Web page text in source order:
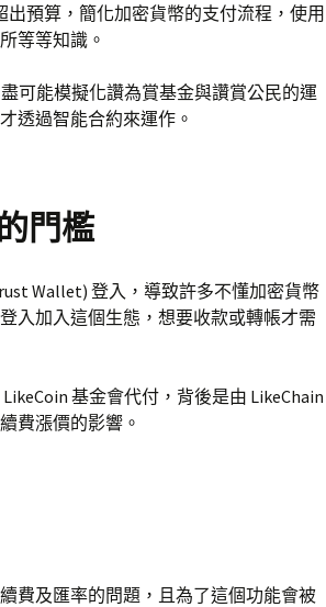
預算，簡化加密貨幣的支付流程，使用
等等知識。
可能模擬化讚為賞基金與讚賞公民的運
透過智能合約來運作。
門檻
Wallet) 登入，導致許多不懂加密貨幣
入加入這個生態，想要收款或轉帳才需
基金會代付，背後是由 LikeChain
費漲價的影響。
費及匯率的問題，且為了這個功能會被